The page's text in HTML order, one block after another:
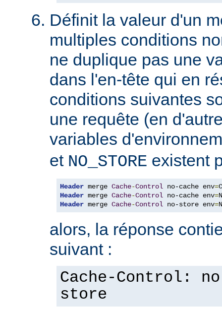
Définit la valeur d'un
multiples conditions
ne duplique pas une
dans l'en-tête qui en
conditions suivantes
une requête (en
variables
et NO_STORE existent
Header merge Cache-Control no-cache env=
Header merge Cache-Control no-cache env=
Header merge Cache-Control no-store env=
alors, la réponse
suivant :
Cache-Control:
store